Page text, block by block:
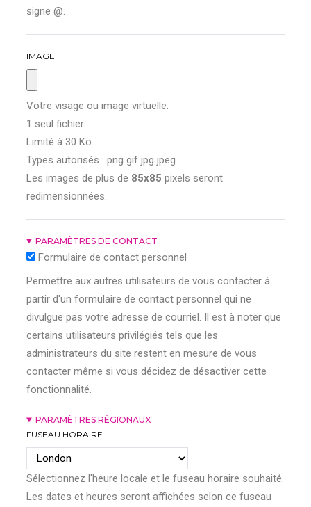
signe @.
IMAGE
Votre visage ou image virtuelle.
1 seul fichier.
Limité à 30 Ko.
Types autorisés : png gif jpg jpeg.
Les images de plus de 85x85 pixels seront
redimensionnées.
PARAMÈTRES DE CONTACT
Formulaire de contact personnel
Permettre aux autres utilisateurs de vous contacter à
partir d'un formulaire de contact personnel qui ne
divulgue pas votre adresse de courriel. Il est à noter que
certains utilisateurs privilégiés tels que les
administrateurs du site restent en mesure de vous
contacter même si vous décidez de désactiver cette
fonctionnalité.
PARAMÈTRES RÉGIONAUX
FUSEAU HORAIRE
Sélectionnez l'heure locale et le fuseau horaire souhaité.
Les dates et heures seront affichées selon ce fuseau